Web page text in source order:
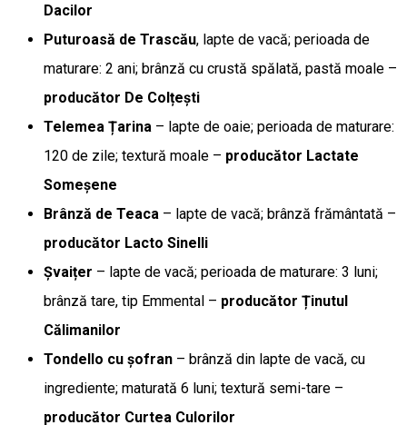
Dacilor
Puturoasă de Trascău, lapte de vacă; perioada de
maturare: 2 ani; brânză cu crustă spălată, pastă moale –
producător De Colțești
Telemea Țarina – lapte de oaie; perioada de maturare:
120 de zile; textură moale – producător Lactate
Someșene
Brânză de Teaca – lapte de vacă; brânză frământată –
producător Lacto Sinelli
Șvaițer – lapte de vacă; perioada de maturare: 3 luni;
brânză tare, tip Emmental – producător Ținutul
Călimanilor
Tondello cu șofran – brânză din lapte de vacă, cu
ingrediente; maturată 6 luni; textură semi-tare –
producător Curtea Culorilor